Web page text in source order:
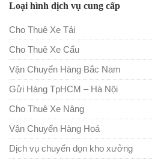
Loại hình dịch vụ cung cấp
Cho Thuê Xe Tải
Cho Thuê Xe Cẩu
Vận Chuyển Hàng Bắc Nam
Gửi Hàng TpHCM – Hà Nội
Cho Thuê Xe Nâng
Vận Chuyển Hàng Hoá
Dịch vụ chuyển dọn kho xưởng